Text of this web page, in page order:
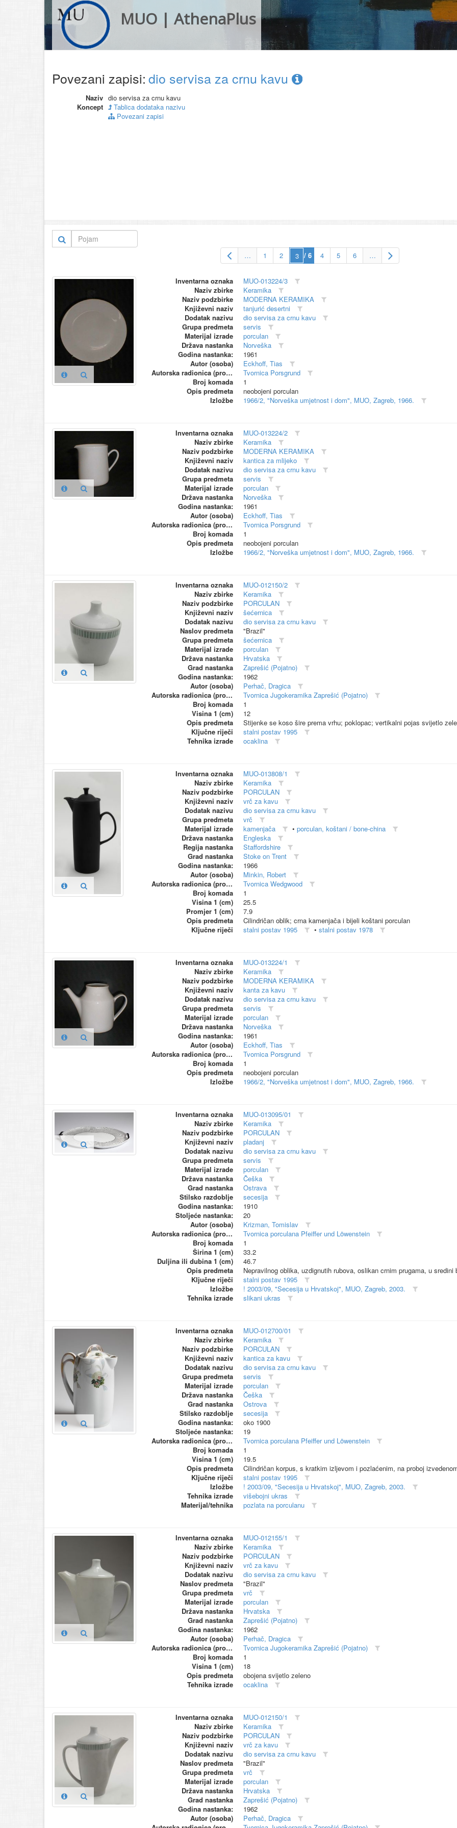
MUO | AthenaPlus
Povezani zapisi:dio servisa za crnu kavu
Naziv dio servisa za crnu kavu
Koncept
Tablica dodataka nazivu
Povezani zapisi
… 1 2 / 6 4 5 6 …
Inventarna oznaka
MUO-013224/3
Naziv zbirke
Keramika
Naziv podzbirke
MODERNA KERAMIKA
Književni naziv
tanjurić desertni
Dodatak nazivu
dio servisa za crnu kavu
Grupa predmeta
servis
Materijal izrade
porculan
Država nastanka
Norveška
Godina nastanka:
1961
Autor (osoba)
Eckhoff, Tias
Autorska radionica (proizvođač)
Tvornica Porsgrund
Broj komada
1
Opis predmeta
neobojeni porculan
Izložbe
1966/2, "Norveška umjetnost i dom", MUO, Zagreb, 1966.
Inventarna oznaka
MUO-013224/2
Naziv zbirke
Keramika
Naziv podzbirke
MODERNA KERAMIKA
Književni naziv
kantica za mlijeko
Dodatak nazivu
dio servisa za crnu kavu
Grupa predmeta
servis
Materijal izrade
porculan
Država nastanka
Norveška
Godina nastanka:
1961
Autor (osoba)
Eckhoff, Tias
Autorska radionica (proizvođač)
Tvornica Porsgrund
Broj komada
1
Opis predmeta
neobojeni porculan
Izložbe
1966/2, "Norveška umjetnost i dom", MUO, Zagreb, 1966.
Inventarna oznaka
MUO-012150/2
Naziv zbirke
Keramika
Naziv podzbirke
PORCULAN
Književni naziv
šećernica
Dodatak nazivu
dio servisa za crnu kavu
Naslov predmeta
"Brazil"
Grupa predmeta
šećernica
Materijal izrade
porculan
Država nastanka
Hrvatska
Grad nastanka
Zaprešić (Pojatno)
Godina nastanka:
1962
Autor (osoba)
Perhač, Dragica
Autorska radionica (proizvođač)
Tvornica Jugokeramika Zaprešić (Pojatno)
Broj komada
1
Visina 1 (cm)
12
Opis predmeta
Stijenke se koso šire prema vrhu; poklopac; vertikalni pojas svijetlo
Ključne riječi
stalni postav 1995
Tehnika izrade
ocaklina
Inventarna oznaka
MUO-013808/1
Naziv zbirke
Keramika
Naziv podzbirke
PORCULAN
Književni naziv
vrč za kavu
Dodatak nazivu
dio servisa za crnu kavu
Grupa predmeta
vrč
Materijal izrade
kamenjača • porculan, koštani / bone-china
Država nastanka
Engleska
Regija nastanka
Staffordshire
Grad nastanka
Stoke on Trent
Godina nastanka:
1966
Autor (osoba)
Minkin, Robert
Autorska radionica (proizvođač)
Tvornica Wedgwood
Broj komada
1
Visina 1 (cm)
25.5
Promjer 1 (cm)
7.9
Opis predmeta
Cilindričan oblik; crna kamenjača i bijeli koštani porculan
Ključne riječi
stalni postav 1995 • stalni postav 1978
Inventarna oznaka
MUO-013224/1
Naziv zbirke
Keramika
Naziv podzbirke
MODERNA KERAMIKA
Književni naziv
kanta za kavu
Dodatak nazivu
dio servisa za crnu kavu
Grupa predmeta
servis
Materijal izrade
porculan
Država nastanka
Norveška
Godina nastanka:
1961
Autor (osoba)
Eckhoff, Tias
Autorska radionica (proizvođač)
Tvornica Porsgrund
Broj komada
1
Opis predmeta
neobojeni porculan
Izložbe
1966/2, "Norveška umjetnost i dom", MUO, Zagreb, 1966.
Inventarna oznaka
MUO-013095/01
Naziv zbirke
Keramika
Naziv podzbirke
PORCULAN
Književni naziv
pladanj
Dodatak nazivu
dio servisa za crnu kavu
Grupa predmeta
servis
Materijal izrade
porculan
Država nastanka
Češka
Grad nastanka
Ostrava
Stilsko razdoblje
secesija
Godina nastanka:
1910
Stoljeće nastanka:
20
Autor (osoba)
Krizman, Tomislav
Autorska radionica (proizvođač)
Tvornica porculana Pfeiffer und Löwenstein
Broj komada
1
Širina 1 (cm)
33.2
Duljina ili dubina 1 (cm)
46.7
Opis predmeta
Nepravilnog oblika, uzdignutih rubova, oslikan crnim prugama, u sredini
Ključne riječi
stalni postav 1995
Izložbe
! 2003/09, "Secesija u Hrvatskoj", MUO, Zagreb, 2003.
Tehnika izrade
slikani ukras
Inventarna oznaka
MUO-012700/01
Naziv zbirke
Keramika
Naziv podzbirke
PORCULAN
Književni naziv
kantica za kavu
Dodatak nazivu
dio servisa za crnu kavu
Grupa predmeta
servis
Materijal izrade
porculan
Država nastanka
Češka
Grad nastanka
Ostrova
Stilsko razdoblje
secesija
Godina nastanka:
oko 1900
Stoljeće nastanka:
19
Autorska radionica (proizvođač)
Tvornica porculana Pfeiffer und Löwenstein
Broj komada
1
Visina 1 (cm)
19.5
Opis predmeta
Cilindričan korpus, s kratkim izljevom i pozlaćenim, na proboj
Ključne riječi
stalni postav 1995
Izložbe
! 2003/09, "Secesija u Hrvatskoj", MUO, Zagreb, 2003.
Tehnika izrade
višebojni ukras
Materijal/tehnika
pozlata na porculanu
Inventarna oznaka
MUO-012155/1
Naziv zbirke
Keramika
Naziv podzbirke
PORCULAN
Književni naziv
vrč za kavu
Dodatak nazivu
dio servisa za crnu kavu
Naslov predmeta
"Brazil"
Grupa predmeta
vrč
Materijal izrade
porculan
Država nastanka
Hrvatska
Grad nastanka
Zaprešić (Pojatno)
Godina nastanka:
1962
Autor (osoba)
Perhač, Dragica
Autorska radionica (proizvođač)
Tvornica Jugokeramika Zaprešić (Pojatno)
Broj komada
1
Visina 1 (cm)
18
Opis predmeta
obojena svijetlo zeleno
Tehnika izrade
ocaklina
Inventarna oznaka
MUO-012150/1
Naziv zbirke
Keramika
Naziv podzbirke
PORCULAN
Književni naziv
vrč za kavu
Dodatak nazivu
dio servisa za crnu kavu
Naslov predmeta
"Brazil"
Grupa predmeta
vrč
Materijal izrade
porculan
Država nastanka
Hrvatska
Grad nastanka
Zaprešić (Pojatno)
Godina nastanka:
1962
Autor (osoba)
Perhač, Dragica